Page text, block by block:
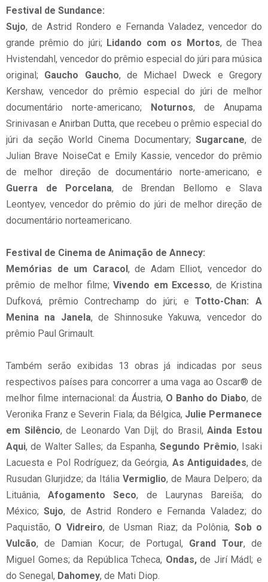
Festival de Sundance:
Sujo, de Astrid Rondero e Fernanda Valadez, vencedor do
grande prêmio do júri; Lidando com os Mortos, de Thea
Hvistendahl, vencedor do prêmio especial do júri para música
original; Gaucho Gaucho, de Michael Dweck e Gregory
Kershaw, vencedor do prêmio especial do júri de melhor
documentário norte-americano; Noturnos, de Anupama
Srinivasan e Anirban Dutta, que recebeu o prêmio especial do
júri da seção World Cinema Documentary; Sugarcane, de
Julian Brave NoiseCat e Emily Kassie, vencedor do prêmio
de melhor direção de documentário norte-americano; e
Guerra de Porcelana, de Brendan Bellomo e Slava
Leontyev, vencedor do prêmio do júri de melhor direção de
documentário norteamericano.
Festival de Cinema de Animação de Annecy:
Memórias de um Caracol, de Adam Elliot, vencedor do
prêmio de melhor filme; Vivendo em Excesso, de Kristina
Dufková, prêmio Contrechamp do júri; eTotto-Chan: A
Menina na Janela, de Shinnosuke Yakuwa, vencedor do
prêmio Paul Grimault.
Também serão exibidas 13 obras já indicadas por seus
respectivos países para concorrer a uma vaga ao Oscar® de
melhor filme internacional: da Áustria, O Banho do Diabo, de
Veronika Franz e Severin Fiala; da Bélgica, Julie Permanece
em Silêncio, de Leonardo Van Dijl; do Brasil, Ainda Estou
Aqui, de Walter Salles; da Espanha,Segundo Prêmio, Isaki
Lacuesta e Pol Rodríguez; da Geórgia, As Antiguidades, de
Rusudan Glurjidze; da Itália Vermiglio, de Maura Delpero; da
Lituânia,Afogamento Seco, de Laurynas Bareiša; do
México;Sujo, de Astrid Rondero e Fernanda Valadez; do
Paquistão, O Vidreiro, de Usman Riaz; da Polônia, Sob o
Vulcão, de Damian Kocur; de Portugal, Grand Tour, de
Miguel Gomes; da República Tcheca, Ondas,de Jirí Mádl; e
do Senegal, Dahomey, de Mati Diop.